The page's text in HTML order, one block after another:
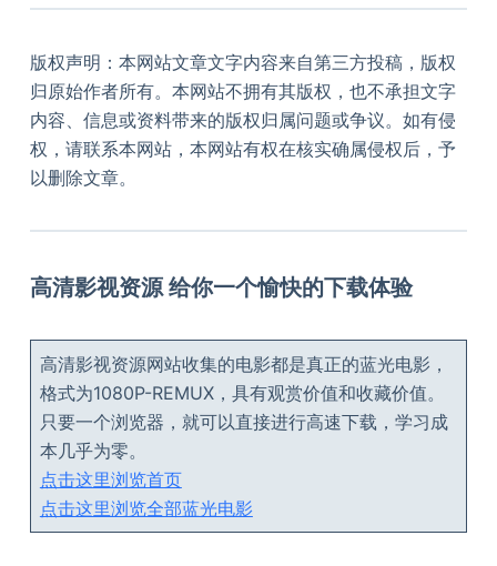
版权声明：本网站文章文字内容来自第三方投稿，版权
归原始作者所有。本网站不拥有其版权，也不承担文字
内容、信息或资料带来的版权归属问题或争议。如有侵
权，请联系本网站，本网站有权在核实确属侵权后，予
以删除文章。
高清影视资源 给你一个愉快的下载体验
高清影视资源网站收集的电影都是真正的蓝光电影，
格式为1080P-REMUX，具有观赏价值和收藏价值。
只要一个浏览器，就可以直接进行高速下载，学习成
本几乎为零。
点击这里浏览首页
点击这里浏览全部蓝光电影